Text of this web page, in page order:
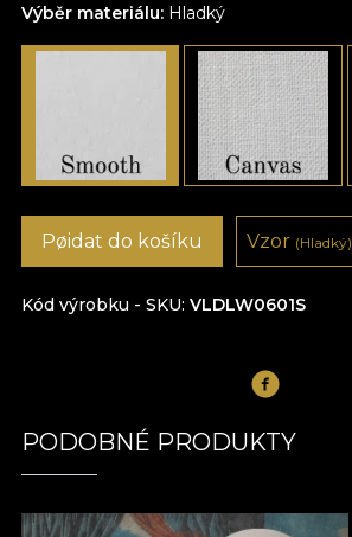
Výběr materiálu: Hladký
Kód výrobku - SKU VLDLW0601S
Pøidat do košíku Vzor (Hladký)
PODOBNÉ PRODUKTY